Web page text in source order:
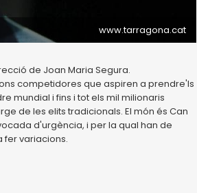
www.tarragona.cat
de Joan Maria Segura.
competidores que aspiren a prendre'ls
mundial i fins i tot els mil milionaris
de les elits tradicionals. El món és Can
d'urgència, i per la qual han de
fer variacions.